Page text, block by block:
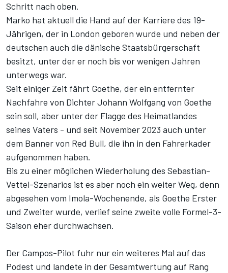
Schritt nach oben.
Marko hat aktuell die Hand auf der Karriere des 19-
Jährigen, der in London geboren wurde und neben der
deutschen auch die dänische Staatsbürgerschaft
besitzt, unter der er noch bis vor wenigen Jahren
unterwegs war.
Seit einiger Zeit fährt Goethe, der ein entfernter
Nachfahre von Dichter Johann Wolfgang von Goethe
sein soll, aber unter der Flagge des Heimatlandes
seines Vaters - und seit November 2023 auch unter
dem Banner von Red Bull, die ihn in den Fahrerkader
aufgenommen haben.
Bis zu einer möglichen Wiederholung des Sebastian-
Vettel-Szenarios ist es aber noch ein weiter Weg, denn
abgesehen vom Imola-Wochenende, als Goethe Erster
und Zweiter wurde, verlief seine zweite volle Formel-3-
Saison eher durchwachsen.
Der Campos-Pilot fuhr nur ein weiteres Mal auf das
Podest und landete in der Gesamtwertung auf Rang